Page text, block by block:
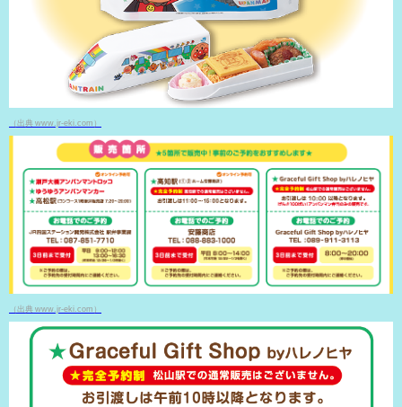
（出典 www.jr-eki.com）
（出典 www.jr-eki.com）